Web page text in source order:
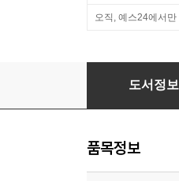
오직, 예스24에서만
알프레드 아들러
도서정보
품목정보